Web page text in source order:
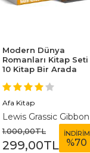
Modern Dünya
Romanları Kitap Seti
10 Kitap Bir Arada
Afa Kitap
Lewis Grassic Gibbon
1.000,00TL
299,00TL
İNDİRİM
%70